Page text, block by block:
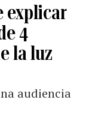
explicar
4
la luz
audiencia